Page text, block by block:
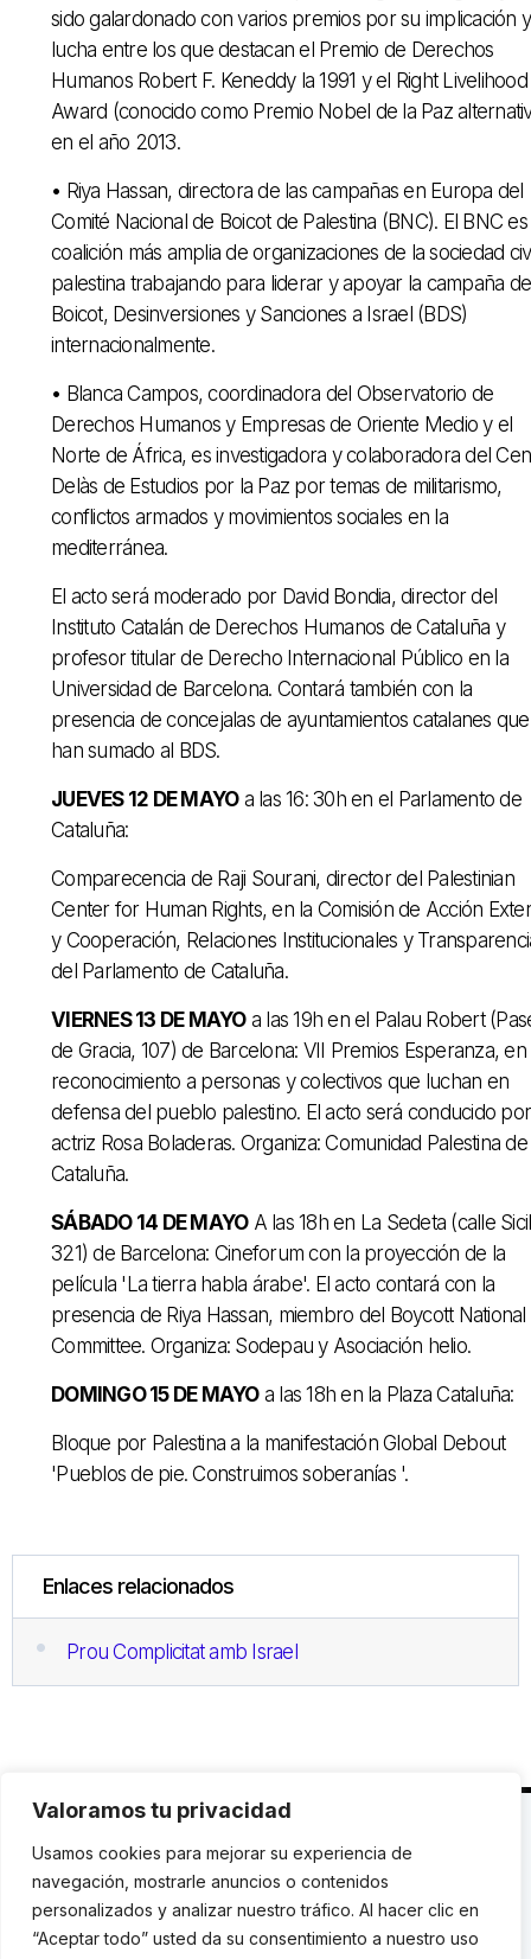
Valoramos tu privacidad
Usamos cookies para mejorar su experiencia de
navegación, mostrarle anuncios o contenidos
personalizados y analizar nuestro tráfico. Al hacer clic en
“Aceptar todo” usted da su consentimiento a nuestro uso
sido galardonado con varios premios por su implicación y
lucha entre los que destacan el Premio de Derechos
Humanos Robert F. Keneddy la 1991 y el Right Livelihood
Award (conocido como Premio Nobel de la Paz
en el año 2013.
• Riya Hassan, directora de las campañas en Europa del
Comité Nacional de Boicot de Palestina (BNC). El BNC es
coalición más amplia de organizaciones de la sociedad
palestina trabajando para liderar y apoyar la campaña de
Boicot, Desinversiones y Sanciones a Israel (BDS)
internacionalmente.
• Blanca Campos, coordinadora del Observatorio de
Derechos Humanos y Empresas de Oriente Medio y el
Norte de África, es investigadora y colaboradora del
Delàs de Estudios por la Paz por temas de militarismo,
conflictos armados y movimientos sociales en la
mediterránea.
El acto será moderado por David Bondia, director del
Instituto Catalán de Derechos Humanos de Cataluña y
profesor titular de Derecho Internacional Público en la
Universidad de Barcelona. Contará también con la
presencia de concejalas de ayuntamientos catalanes
han sumado al BDS.
JUEVES 12 DE MAYOa las 16: 30h en el Parlamento de
Cataluña:
Comparecencia de Raji Sourani, director del Palestinian
Center for Human Rights, en la Comisión de Acción
y Cooperación, Relaciones Institucionales y
del Parlamento de Cataluña.
VIERNES 13 DE MAYOa las 19h en el Palau Robert
de Gracia, 107) de Barcelona: VII Premios Esperanza, en
reconocimiento a personas y colectivos que luchan en
defensa del pueblo palestino. El acto será conducido
actriz Rosa Boladeras. Organiza: Comunidad Palestina de
Cataluña.
SÁBADO 14 DE MAYOA las 18h en La Sedeta (calle
321) de Barcelona: Cineforum con la proyección de la
película 'La tierra habla árabe'. El acto contará con la
presencia de Riya Hassan, miembro del Boycott National
Committee. Organiza: Sodepau y Asociación helio.
DOMINGO 15 DE MAYOa las 18h en la Plaza Cataluña:
Bloque por Palestina a la manifestación Global Debout
'Pueblos de pie. Construimos soberanías '.
Enlaces relacionados
Prou Complicitat amb Israel
C. Avinyó 44, 2n | 08002 Barcelona |
T.: +34 93
119 03 72|institut@idhc.org
© Institut de Drets Humans de Catalunya.